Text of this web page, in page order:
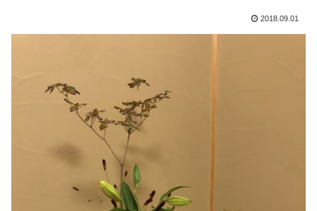
2018.09.01